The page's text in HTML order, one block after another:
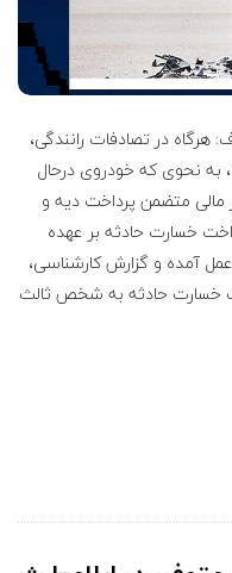
در تصادفات رانندگی،
نحوی که خودروی درحال
مالی متضمن پرداخت دیه و
خسارت حادثه بر عهده
آمده و گزارش کارشناسی،
خسارت حادثه به شخص ثالث